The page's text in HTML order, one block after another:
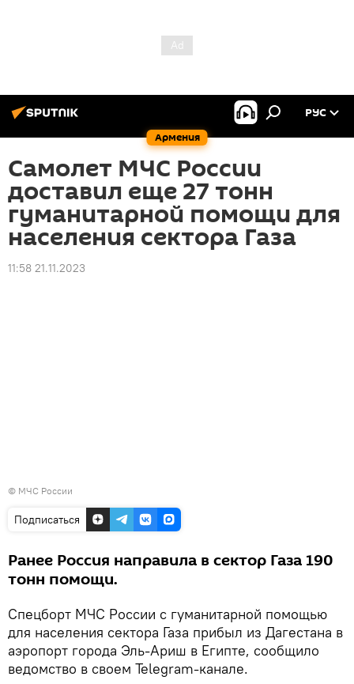
Армения
РУС
Самолет МЧС России
доставил еще 27 тонн
гуманитарной помощи для
населения сектора Газа
11:58 21.11.2023
© МЧС России
Подписаться
Ранее Россия направила в сектор Газа 190
тонн помощи.
Спецборт МЧС России с гуманитарной помощью
для населения сектора Газа прибыл из Дагестана в
аэропорт города Эль-Ариш в Египте, сообщило
ведомство в своем Telegram-канале.